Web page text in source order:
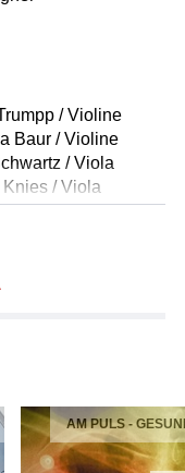
/ Violine
Baur / Violine
/ Viola
/ Viola
Artus / Violoncello
AM PULS -